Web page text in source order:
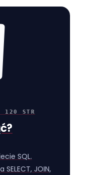
120 STR
SQL.
JOIN,